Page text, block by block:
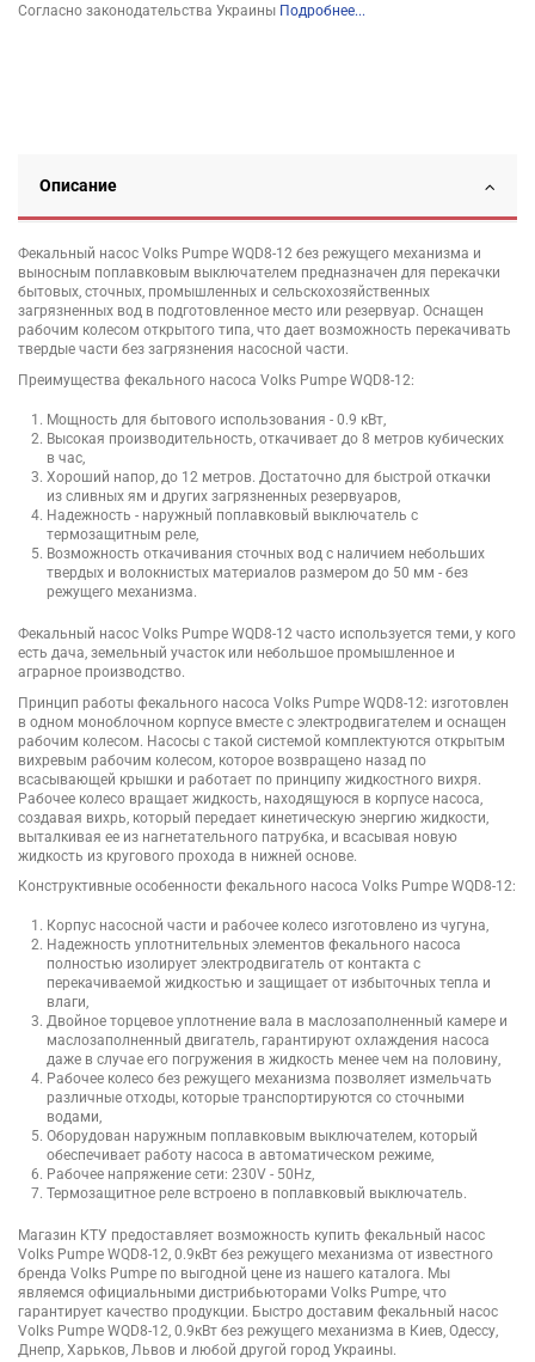
Согласно законодательства Украины Подробнее...
Описание
Фекальный насос Volks Pumpe WQD8-12 без режущего механизма и
выносным поплавковым выключателем предназначен для перекачки
бытовых, сточных, промышленных и сельскохозяйственных
загрязненных вод в подготовленное место или резервуар. Оснащен
рабочим колесом открытого типа, что дает возможность перекачивать
твердые части без загрязнения насосной части.
Преимущества фекального насоса Volks Pumpe WQD8-12:
Мощность для бытового использования - 0.9 кВт,
Высокая производительность, откачивает до 8 метров кубических
в час,
Хороший напор, до 12 метров. Достаточно для быстрой откачки
из сливных ям и других загрязненных резервуаров,
Надежность - наружный поплавковый выключатель с
термозащитным реле,
Возможность откачивания сточных вод с наличием небольших
твердых и волокнистых материалов размером до 50 мм - без
режущего механизма.
Фекальный насос Volks Pumpe WQD8-12 часто используется теми, у кого
есть дача, земельный участок или небольшое промышленное и
аграрное производство.
Принцип работы фекального насоса Volks Pumpe WQD8-12: изготовлен
в одном моноблочном корпусе вместе с электродвигателем и оснащен
рабочим колесом. Насосы с такой системой комплектуются открытым
вихревым рабочим колесом, которое возвращено назад по
всасывающей крышки и работает по принципу жидкостного вихря.
Рабочее колесо вращает жидкость, находящуюся в корпусе насоса,
создавая вихрь, который передает кинетическую энергию жидкости,
выталкивая ее из нагнетательного патрубка, и всасывая новую
жидкость из кругового прохода в нижней основе.
Конструктивные особенности фекального насоса Volks Pumpe WQD8-12:
Корпус насосной части и рабочее колесо изготовлено из чугуна,
Надежность уплотнительных элементов фекального насоса
полностью изолирует электродвигатель от контакта с
перекачиваемой жидкостью и защищает от избыточных тепла и
влаги,
Двойное торцевое уплотнение вала в маслозаполненный камере и
маслозаполненный двигатель, гарантируют охлаждения насоса
даже в случае его погружения в жидкость менее чем на половину,
Рабочее колесо без режущего механизма позволяет измельчать
различные отходы, которые транспортируются со сточными
водами,
Оборудован наружным поплавковым выключателем, который
обеспечивает работу насоса в автоматическом режиме,
Рабочее напряжение сети: 230V - 50Hz,
Термозащитное реле встроено в поплавковый выключатель.
Магазин КТУ предоставляет возможность купить фекальный насос
Volks Pumpe WQD8-12, 0.9кВт без режущего механизма от известного
бренда Volks Pumpe по выгодной цене из нашего каталога. Мы
являемся официальными дистрибьюторами Volks Pumpe, что
гарантирует качество продукции. Быстро доставим фекальный насос
Volks Pumpe WQD8-12, 0.9кВт без режущего механизма в Киев, Одессу,
Днепр, Харьков, Львов и любой другой город Украины.